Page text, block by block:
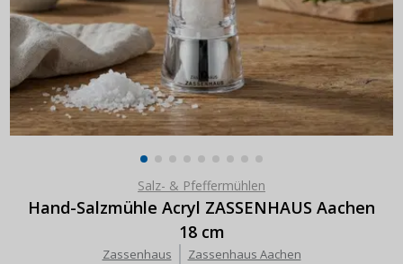
Salz- & Pfeffermühlen
Hand-Salzmühle Acryl ZASSENHAUS Aachen
18 cm
Zassenhaus Zassenhaus Aachen